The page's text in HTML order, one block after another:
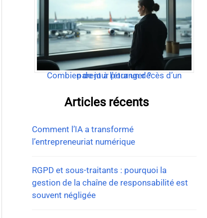
Combien de jour pour un décès d’un parent à l’étranger ?
Articles récents
Comment l’IA a transformé
l’entrepreneuriat numérique
RGPD et sous-traitants : pourquoi la
gestion de la chaîne de responsabilité est
souvent négligée